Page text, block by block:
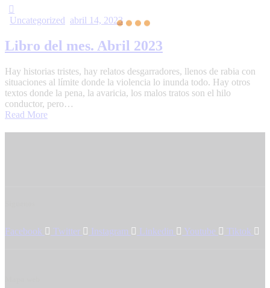
Uncategorized abril 14, 2023
Libro del mes. Abril 2023
Hay historias tristes, hay relatos desgarradores, llenos de rabia con
situaciones al límite donde la violencia lo inunda todo. Hay otros
textos donde la pena, la avaricia, los malos tratos son el hilo
conductor, pero…
Read More
Facebook Twitter Instagram Linkedin Youtube Tiktok